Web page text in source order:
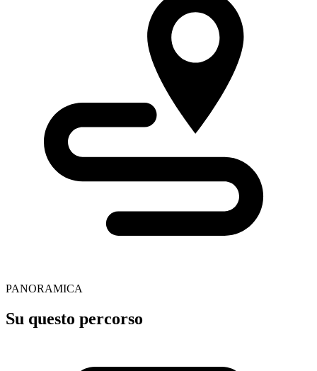
PANORAMICA
Su questo percorso